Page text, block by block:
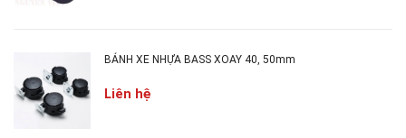
đang dần thay thế các mẫu bánh xe bằng cao su
và được dùng rộng rãi trong các doanh nghiệp
sản xuất và dịch vụ.
BÁNH XE NHỰA BASS XOAY 40, 50mm
Liên hệ